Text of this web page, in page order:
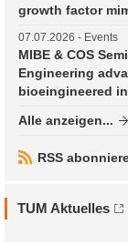
growth factor
07.07.2026 - Events
MIBE & COS
Engineering
bioeingineered
Alle anzeigen...
RSS
TUM Aktuelles